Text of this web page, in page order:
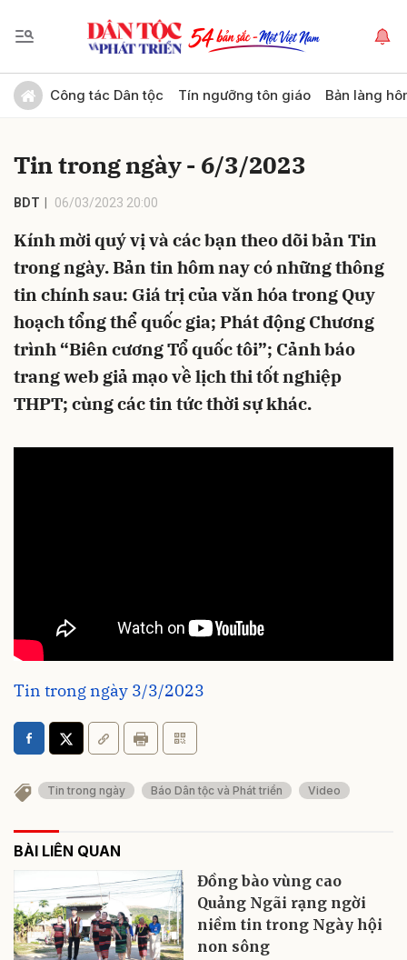
Công tác Dân tộc Tín ngưỡng tôn giáo Bản làng
Tin trong ngày - 6/3/2023
BDT 06/03/2023 20:00
Kính mời quý vị và các bạn theo dõi bản Tin
trong ngày. Bản tin hôm nay có những thông
tin chính sau: Giá trị của văn hóa trong Quy
hoạch tổng thể quốc gia; Phát động Chương
trình “Biên cương Tổ quốc tôi”; Cảnh báo
trang web giả mạo về lịch thi tốt nghiệp
THPT; cùng các tin tức thời sự khác.
Tin trong ngày 3/3/2023
Tin trong ngày Báo Dân tộc và Phát triển Video
BÀI LIÊN QUAN
Đồng bào vùng cao
Quảng Ngãi rạng ngời
niềm tin trong Ngày hội
non sông
Gửi bình luận
Hủy Gửi